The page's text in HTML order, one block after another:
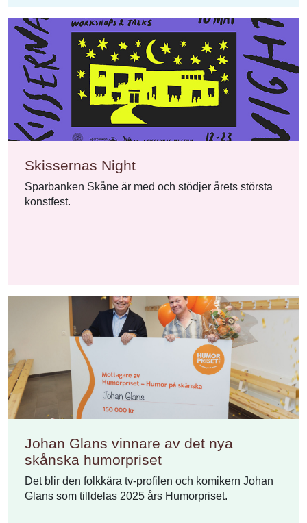
Skissernas Night
Sparbanken Skåne är med och stödjer årets största
konstfest.
Johan Glans vinnare av det nya
skånska humorpriset
Det blir den folkkära tv-profilen och komikern Johan
Glans som tilldelas 2025 års Humorpriset.